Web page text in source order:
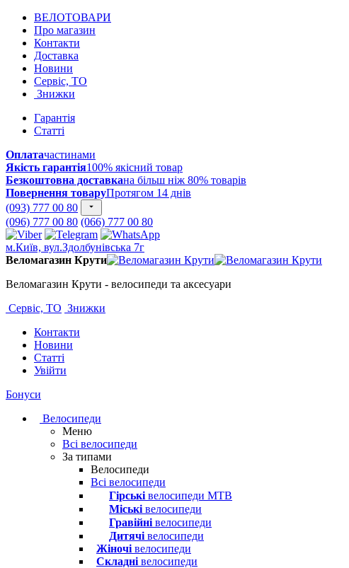
ВЕЛОТОВАРИ
Про магазин
Контакти
Доставка
Новини
Сервіс, ТО
Знижки
Гарантія
Статті
Оплатачастинами
Якість гарантія100% якісний товар
Безкоштовна доставкана більш ніж 80% товарів
Повернення товаруПротягом 14 днів
(093) 777 00 80
(096) 777 00 80 (066) 777 00 80
м.Київ, вул.Здолбунівська 7г
Веломагазин Крути
Веломагазин Крути - велосипеди та аксесуари
Сервіс, ТО Знижки
Контакти
Новини
Статті
Увійти
Бонуси
Велосипеди
Меню
Всі велосипеди
За типами
Велосипеди
Всі велосипеди
Гірські велосипеди MTB
Міські велосипеди
Гравійні велосипеди
Дитячі велосипеди
Жіночі велосипеди
Складні велосипеди